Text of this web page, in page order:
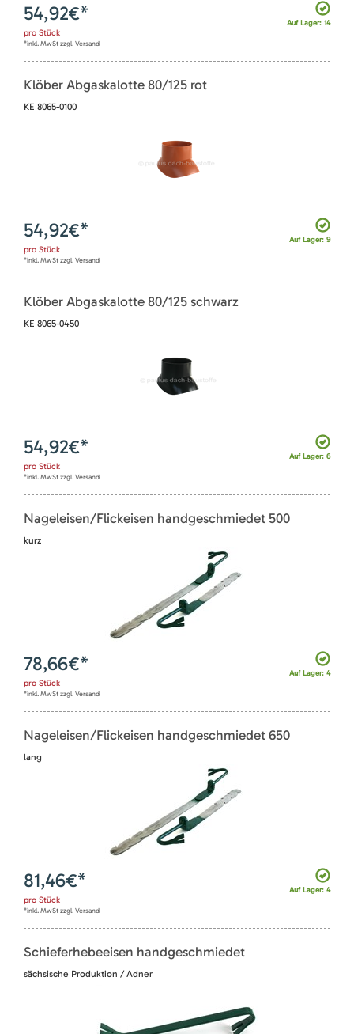
Auf Lager: 14
54,92€*
pro Stück
*inkl. MwSt zzgl. Versand
Klöber Abgaskalotte 80/125 rot
KE 8065-0100
Auf Lager: 9
54,92€*
pro Stück
*inkl. MwSt zzgl. Versand
Klöber Abgaskalotte 80/125 schwarz
KE 8065-0450
Auf Lager: 6
54,92€*
pro Stück
*inkl. MwSt zzgl. Versand
Nageleisen/Flickeisen handgeschmiedet 500
kurz
Auf Lager: 4
78,66€*
pro Stück
*inkl. MwSt zzgl. Versand
Nageleisen/Flickeisen handgeschmiedet 650
lang
Auf Lager: 4
81,46€*
pro Stück
*inkl. MwSt zzgl. Versand
Schieferhebeeisen handgeschmiedet
sächsische Produktion / Adner